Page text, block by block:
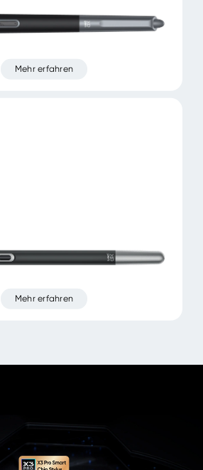
Mehr erfahren
Mehr erfahren